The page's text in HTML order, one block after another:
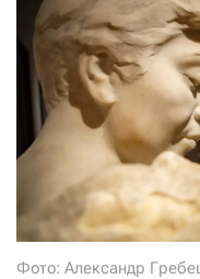
Фото: Александр
Нажимая кнопку «Стать
я принимаю условия и
Если у вас есть вопросы,
+7 (929) 612-03-68